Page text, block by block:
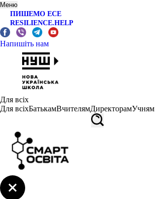
Меню
ПИШЕМО ЕСЕ
RESILIENCE.HELP
Напишіть нам
Для всіх
Для всіхБатькамВчителямДиректорамУчням